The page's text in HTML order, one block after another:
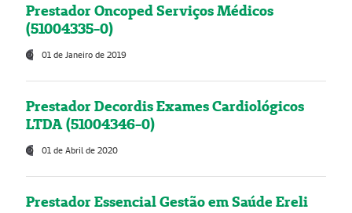
Prestador Oncoped Serviços Médicos
(51004335-0)
01 de Janeiro de 2019
Prestador Decordis Exames Cardiológicos
LTDA (51004346-0)
01 de Abril de 2020
Prestador Essencial Gestão em Saúde Ereli